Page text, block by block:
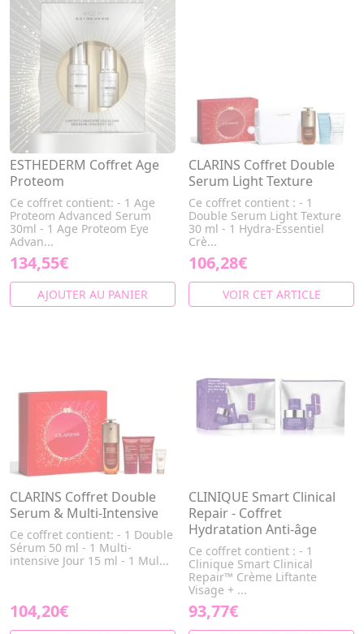
ESTHEDERM Coffret Age
Proteom
Ce coffret contient: - 1 Age
Proteom Advanced Serum
30ml - 1 Age Proteom Eye
Advan...
134,55€
AJOUTER AU PANIER
CLARINS Coffret Double
Serum Light Texture
Ce coffret contient : - 1
Double Serum Light Texture
30 ml - 1 Hydra-Essentiel
Crè...
106,28€
VOIR CET ARTICLE
CLARINS Coffret Double
Serum & Multi-Intensive
Ce coffret contient: - 1 Double
Sérum 50 ml - 1 Multi-
intensive Jour 15 ml - 1 Mul...
104,20€
CLINIQUE Smart Clinical
Repair - Coffret
Hydratation Anti-âge
Ce coffret contient : - 1
Clinique Smart Clinical
Repair™ Crème Liftante
Visage + ...
93,77€